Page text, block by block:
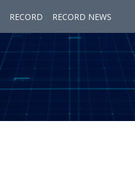
RECORD RECORD NEWS